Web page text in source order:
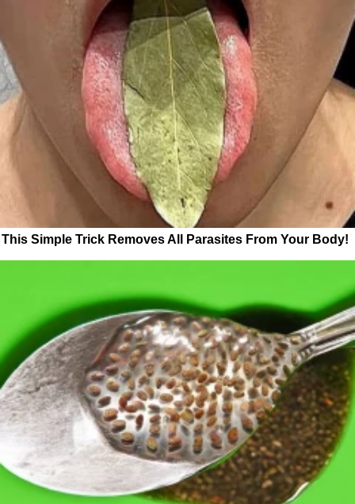
This Simple Trick Removes All Parasites From Your Body!